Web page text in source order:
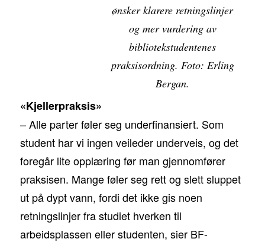
ønsker klarere retningslinjer
og mer vurdering av
bibliotekstudentenes
praksisordning. Foto: Erling
Bergan.
«Kjellerpraksis»
– Alle parter føler seg underfinansiert. Som
student har vi ingen veileder underveis, og det
foregår lite opplæring før man gjennomfører
praksisen. Mange føler seg rett og slett sluppet
ut på dypt vann, fordi det ikke gis noen
retningslinjer fra studiet hverken til
arbeidsplassen eller studenten, sier BF-